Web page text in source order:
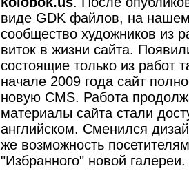
виде GDK файлов, на
сообщество художников из
виток в жизни сайта.
состоящие только из работ
начале 2009 года сайт
новую CMS. Работа
материалы сайта стали
английском. Сменился
же возможность
"Избранного" новой галереи.